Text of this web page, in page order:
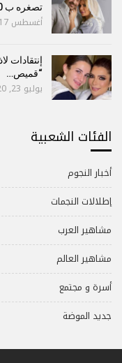
تصغره ب 30 عاما
أغسطس 17, 2020
إنتقادات
“قميص…
يوليو 23, 2020
الفئات الشعبية
أخبار النجوم
إطلالات النجمات
مشاهير العرب
مشاهير العالم
أسرة و مجتمع
جديد الموضة